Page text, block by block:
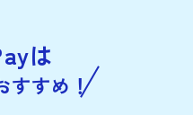
は
すすめ！